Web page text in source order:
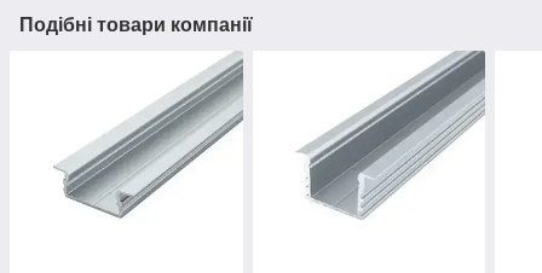
Подібні товари компанії